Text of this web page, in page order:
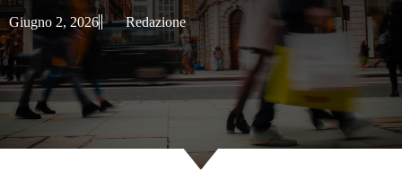
Giugno 2, 2026 Redazione